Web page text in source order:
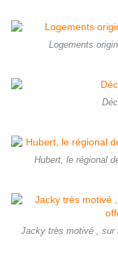
Logements
Hubert, le régional
Jacky très motivé , sur